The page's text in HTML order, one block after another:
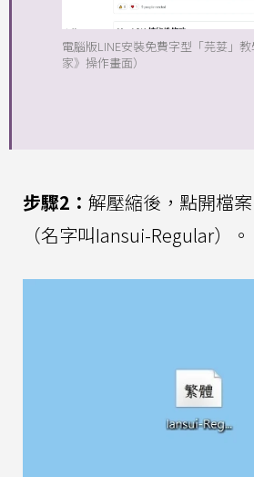
電腦版LINE安裝免費字型「芫荽」
家》操作畫面）
步驟2： 解壓縮後，點開檔
（名字叫Iansui-Regular）。